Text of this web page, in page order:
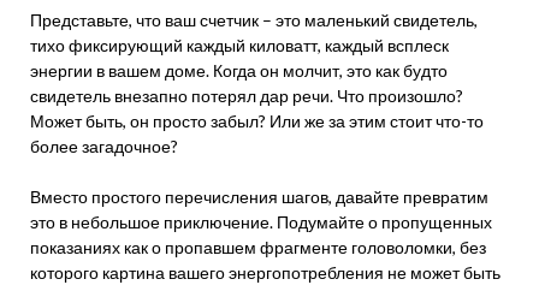
Представьте, что ваш счетчик – это маленький свидетель,
тихо фиксирующий каждый киловатт, каждый всплеск
энергии в вашем доме. Когда он молчит, это как будто
свидетель внезапно потерял дар речи. Что произошло?
Может быть, он просто забыл? Или же за этим стоит что-то
более загадочное?
Вместо простого перечисления шагов, давайте превратим
это в небольшое приключение. Подумайте о пропущенных
показаниях как о пропавшем фрагменте головоломки, без
которого картина вашего энергопотребления не может быть